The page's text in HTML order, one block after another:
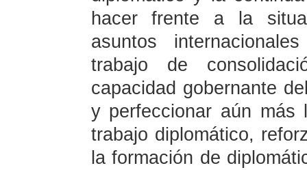
hacer frente a la
asuntos
trabajo de
capacidad gobernante
y perfeccionar aún más
trabajo diplomático,
la formación de